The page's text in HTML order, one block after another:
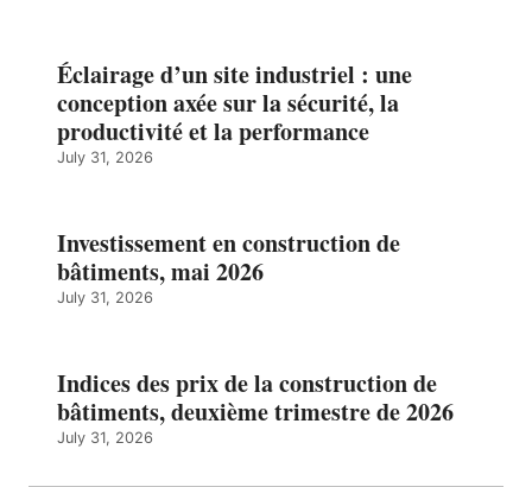
Éclairage d’un site industriel : une
conception axée sur la sécurité, la
productivité et la performance
July 31, 2026
Investissement en construction de
bâtiments, mai 2026
July 31, 2026
Indices des prix de la construction de
bâtiments, deuxième trimestre de 2026
July 31, 2026